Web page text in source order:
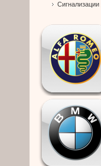
Сигнализации